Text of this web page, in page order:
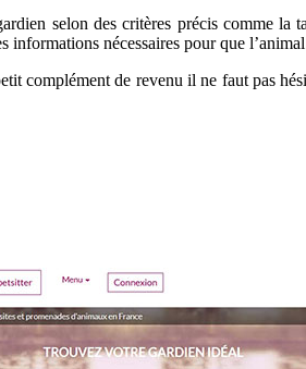
selon des critères précis comme
nécessaires pour que
complément de revenu il ne faut pas